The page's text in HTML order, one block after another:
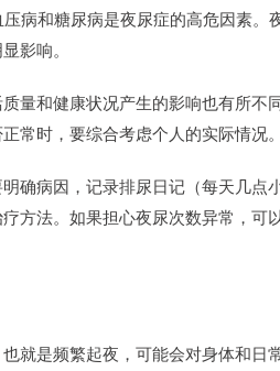
病和糖尿病是夜尿症的高危因素
影响。
量和健康状况产生的影响也有所
常时，要综合考虑个人的实际情况。
确病因，记录排尿日记（每天几点
方法。如果担心夜尿次数异常，
就是频繁起夜，可能会对身体和日